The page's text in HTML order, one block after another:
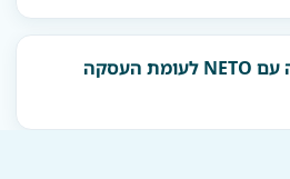
מה היתרון בעבודה עם NETO לעומת העסקה